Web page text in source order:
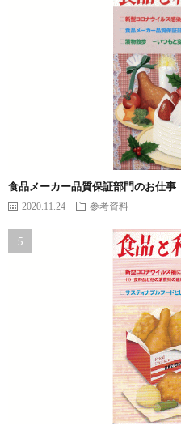
食品メーカー品質保証部門のお仕事
2020.11.24 参考資料